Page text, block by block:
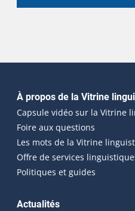
Navigation
À propos de la Vitrine
Capsule vidéo sur la Vitrine
Foire aux questions
Les mots de la Vitrine
Offre de services
Politiques et guides
Actualités